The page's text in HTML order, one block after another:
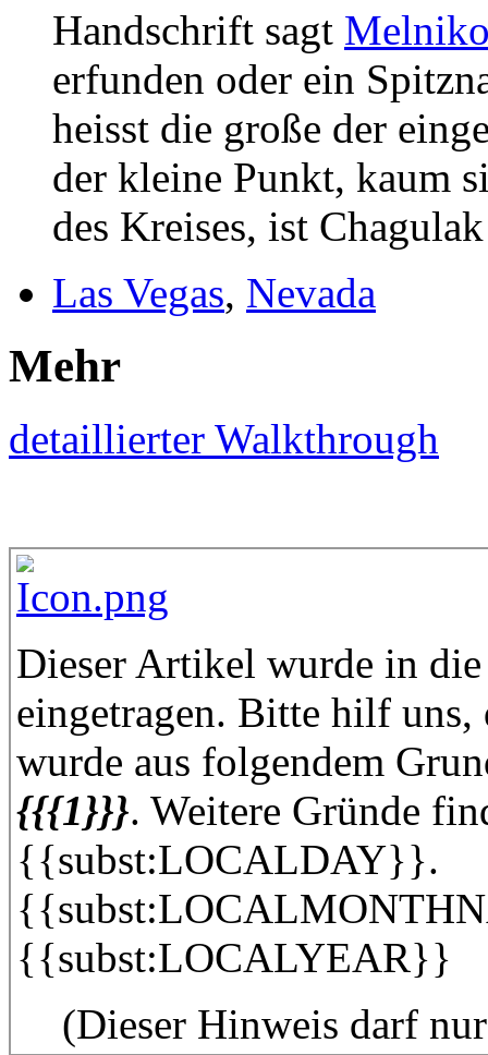
Handschrift sagt
erfunden oder ein
heisst die große der
der kleine Punkt, kaum
des Kreises, ist
Las Vegas, Nevada
Mehr
detaillierter Walkthrough
Dieser Artikel wurde in
eingetragen. Bitte hilf uns,
wurde aus folgendem
{{{1}}}. Weitere Gründe
{{subst:LOCALDAY}}.
{{subst:LOCALYEAR}}
(Dieser Hinweis darf